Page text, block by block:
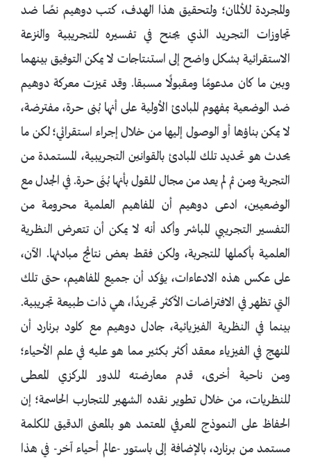
والمجردة للألمان؛ ولتحقيق هذا الهدف، كتب دوهيم نصًا ضد
تجاوزات التجريد الذي يجنح في تفسيره للتجريبية والنزعة
الاستقرائية بشكل واضح إلى استنتاجات لا يمكن التوفيق بينهما
وبين ما كان مدعومًا ومقبولًا مسبقا. وقد تميزت معركة دوهيم
ضد الوضعية بمفهوم المبادئ الأولية على أنها بُنى حرة، مفترضة،
لا يمكن بناؤها أو الوصول إليها من خلال إجراء استقرائي؛ لكن ما
يحدث هو تحديد تلك المبادئ بالقوانين التجريبية، المستمدة من
التجربة ومن ثم لم يعد من مجال للقول بأنها بُنَى حرة. في الجدل مع
الوضعيين، ادعى دوهيم أن المفاهيم العلمية محرومة من
التفسير التجريبي المباشر وأكد أنه لا يمكن أن تتعرض النظرية
العلمية بأكملها للتجربة، ولكن فقط بعض نتائج مبادئها. الآن،
على عكس هذه الادعاءات، يؤكد أن جميع المفاهيم، حتى تلك
التي تظهر في الافتراضات الأكثر تجريدًا، هي ذات طبيعة تجريبية.
بينما في النظرية الفيزيائية، جادل دوهيم مع كلود برنارد أن
المنهج في الفيزياء معقد أكثر بكثير مما هو عليه في علم الأحياء؛
ومن ناحية أخرى، قدم معارضته للدور المركزي المعطى
للنظريات، من خلال تطوير نقده الشهير للتجارب الحاسمة؛ إن
الحفاظ على النموذج المعرفي المعتمد هو بالمعنى الدقيق للكلمة
مستمد من برنارد، بالإضافة إلى باستور -عالم أحياء آخر- في هذا